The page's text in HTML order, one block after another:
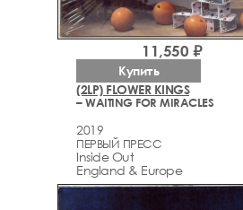
(2LP) FLOWER KINGS
– WAITING FOR MIRACLES
2019
ПЕРВЫЙ ПРЕСС
Inside Out
England & Europe
11,550 ₽
Купить